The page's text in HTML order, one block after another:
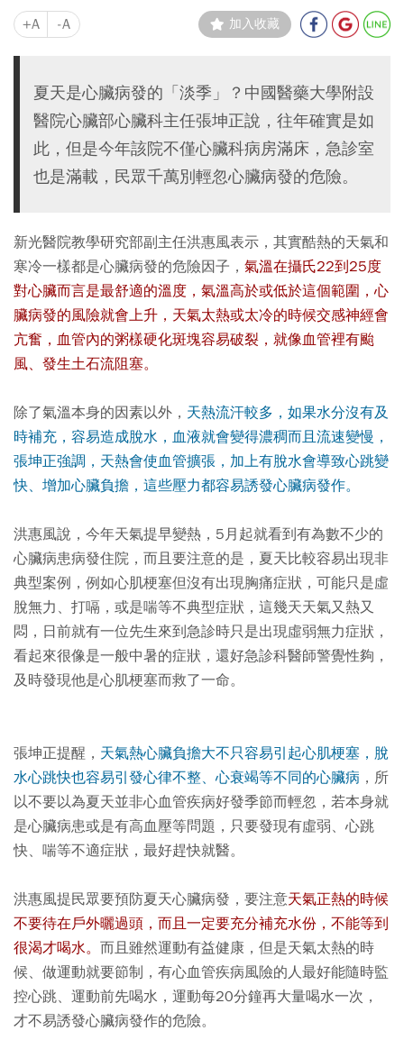
+A -A 加入收藏
夏天是心臟病發的「淡季」？中國醫藥大學附設
醫院心臟部心臟科主任張坤正說，往年確實是如
此，但是今年該院不僅心臟科病房滿床，急診室
也是滿載，民眾千萬別輕忽心臟病發的危險。
新光醫院教學研究部副主任洪惠風表示，其實酷熱的天氣和
寒冷一樣都是心臟病發的危險因子， 氣溫在攝氏22到25度
對心臟而言是最舒適的溫度，氣溫高於或低於這個範圍，心
臟病發的風險就會上升，天氣太熱或太冷的時候交感神經會
亢奮，血管內的粥樣硬化斑塊容易破裂，就像血管裡有颱
風、發生土石流阻塞。
除了氣溫本身的因素以外， 天熱流汗較多，如果水分沒有及
時補充，容易造成脫水，血液就會變得濃稠而且流速變慢，
張坤正強調，天熱會使血管擴張，加上有脫水會導致心跳變
快、增加心臟負擔，這些壓力都容易誘發心臟病發作。
洪惠風說，今年天氣提早變熱，5月起就看到有為數不少的
心臟病患病發住院，而且要注意的是， 夏天比較容易出現非
典型案例，例如心肌梗塞但沒有出現胸痛症狀，可能只是虛
脫無力、打嗝，或是喘等不典型症狀 ，這幾天天氣又熱又
悶，日前就有一位先生來到急診時只是出現虛弱無力症狀，
看起來很像是一般中暑的症狀，還好急診科醫師警覺性夠，
及時發現他是心肌梗塞而救了一命。
張坤正提醒， 天氣熱心臟負擔大不只容易引起心肌梗塞，脫
水心跳快也容易引發心律不整、心衰竭等不同的心臟病 ，所
以不要以為夏天並非心血管疾病好發季節而輕忽，若本身就
是心臟病患或是有高血壓等問題，只要發現有虛弱、心跳
快、喘等不適症狀，最好趕快就醫。
洪惠風提民眾要預防夏天心臟病發，要注意天氣正熱的時候
不要待在戶外曬過頭，而且一定要充分補充水份，不能等到
很渴才喝水。 而且雖然運動有益健康，但是天氣太熱的時
候、做運動就要節制，有心血管疾病風險的人最好能隨時監
控心跳、運動前先喝水，運動每20分鐘再大量喝水一次，
才不易誘發心臟病發作的危險。